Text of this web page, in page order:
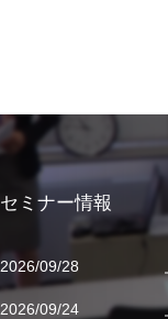
セミナー情報
2026/09/28
2026/09/24